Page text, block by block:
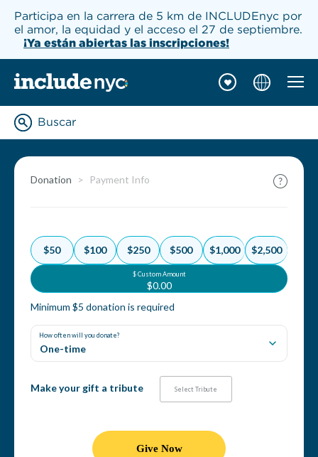
Participa en la carrera de 5 km de INCLUDEnyc por
el amor, la equidad y el acceso el 27 de septiembre.
¡Ya están abiertas las inscripciones!
Buscar